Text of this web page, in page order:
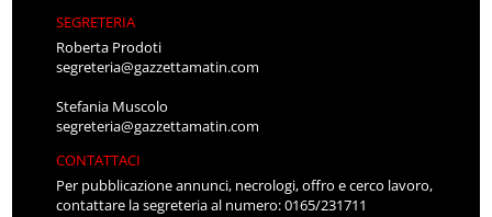
SEGRETERIA
Roberta Prodoti
segreteria@gazzettamatin.com
Stefania Muscolo
segreteria@gazzettamatin.com
CONTATTACI
Per pubblicazione annunci, necrologi, offro e cerco lavoro,
contattare la segreteria al numero: 0165/231711